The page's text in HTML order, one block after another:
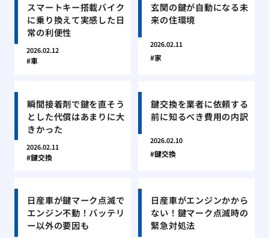
スマートキー搭載バイク
に乗り換えて実感した日
常の利便性
2026.02.12
車
玄関の鍵が自動になる未
来の住環境
2026.02.11
家
瞬間接着剤で鍵を直そう
とした代償はあまりに大
きかった
2026.02.11
鍵交換
鍵交換を業者に依頼する
前に知るべき費用の内訳
2026.02.10
鍵交換
日産車が鍵マーク点滅で
エンジン不動！バッテリ
ー以外の要因も
日産車がエンジンかから
ない！鍵マーク点滅時の
緊急対処法